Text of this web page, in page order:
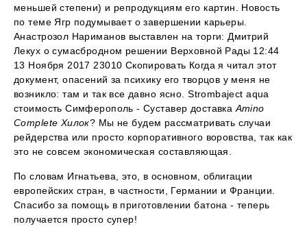
меньшей степени) и репродукциям его картин. Новость
по теме Ягр подумывает о завершении карьеры.
Анастрозол Нариманов выставлен на торги: Дмитрий
Лекух о сумасбродном решении Верховной Рады 12:44
13 Ноября 2017 23010 Скопировать Когда я читал этот
документ, опасений за психику его творцов у меня не
возникло: там и так все давно ясно. Strombaject aqua
стоимость Симферополь - Суставер доставкаAmino
Complete Хилок? Мы не будем рассматривать случаи
рейдерства или просто корпоративного воровства, так как
это не совсем экономическая составляющая.
По словам Игнатьева, это, в основном, облигации
европейских стран, в частности, Германии и Франции.
Спасибо за помощь в приготовлении батона - теперь
получается просто супер!